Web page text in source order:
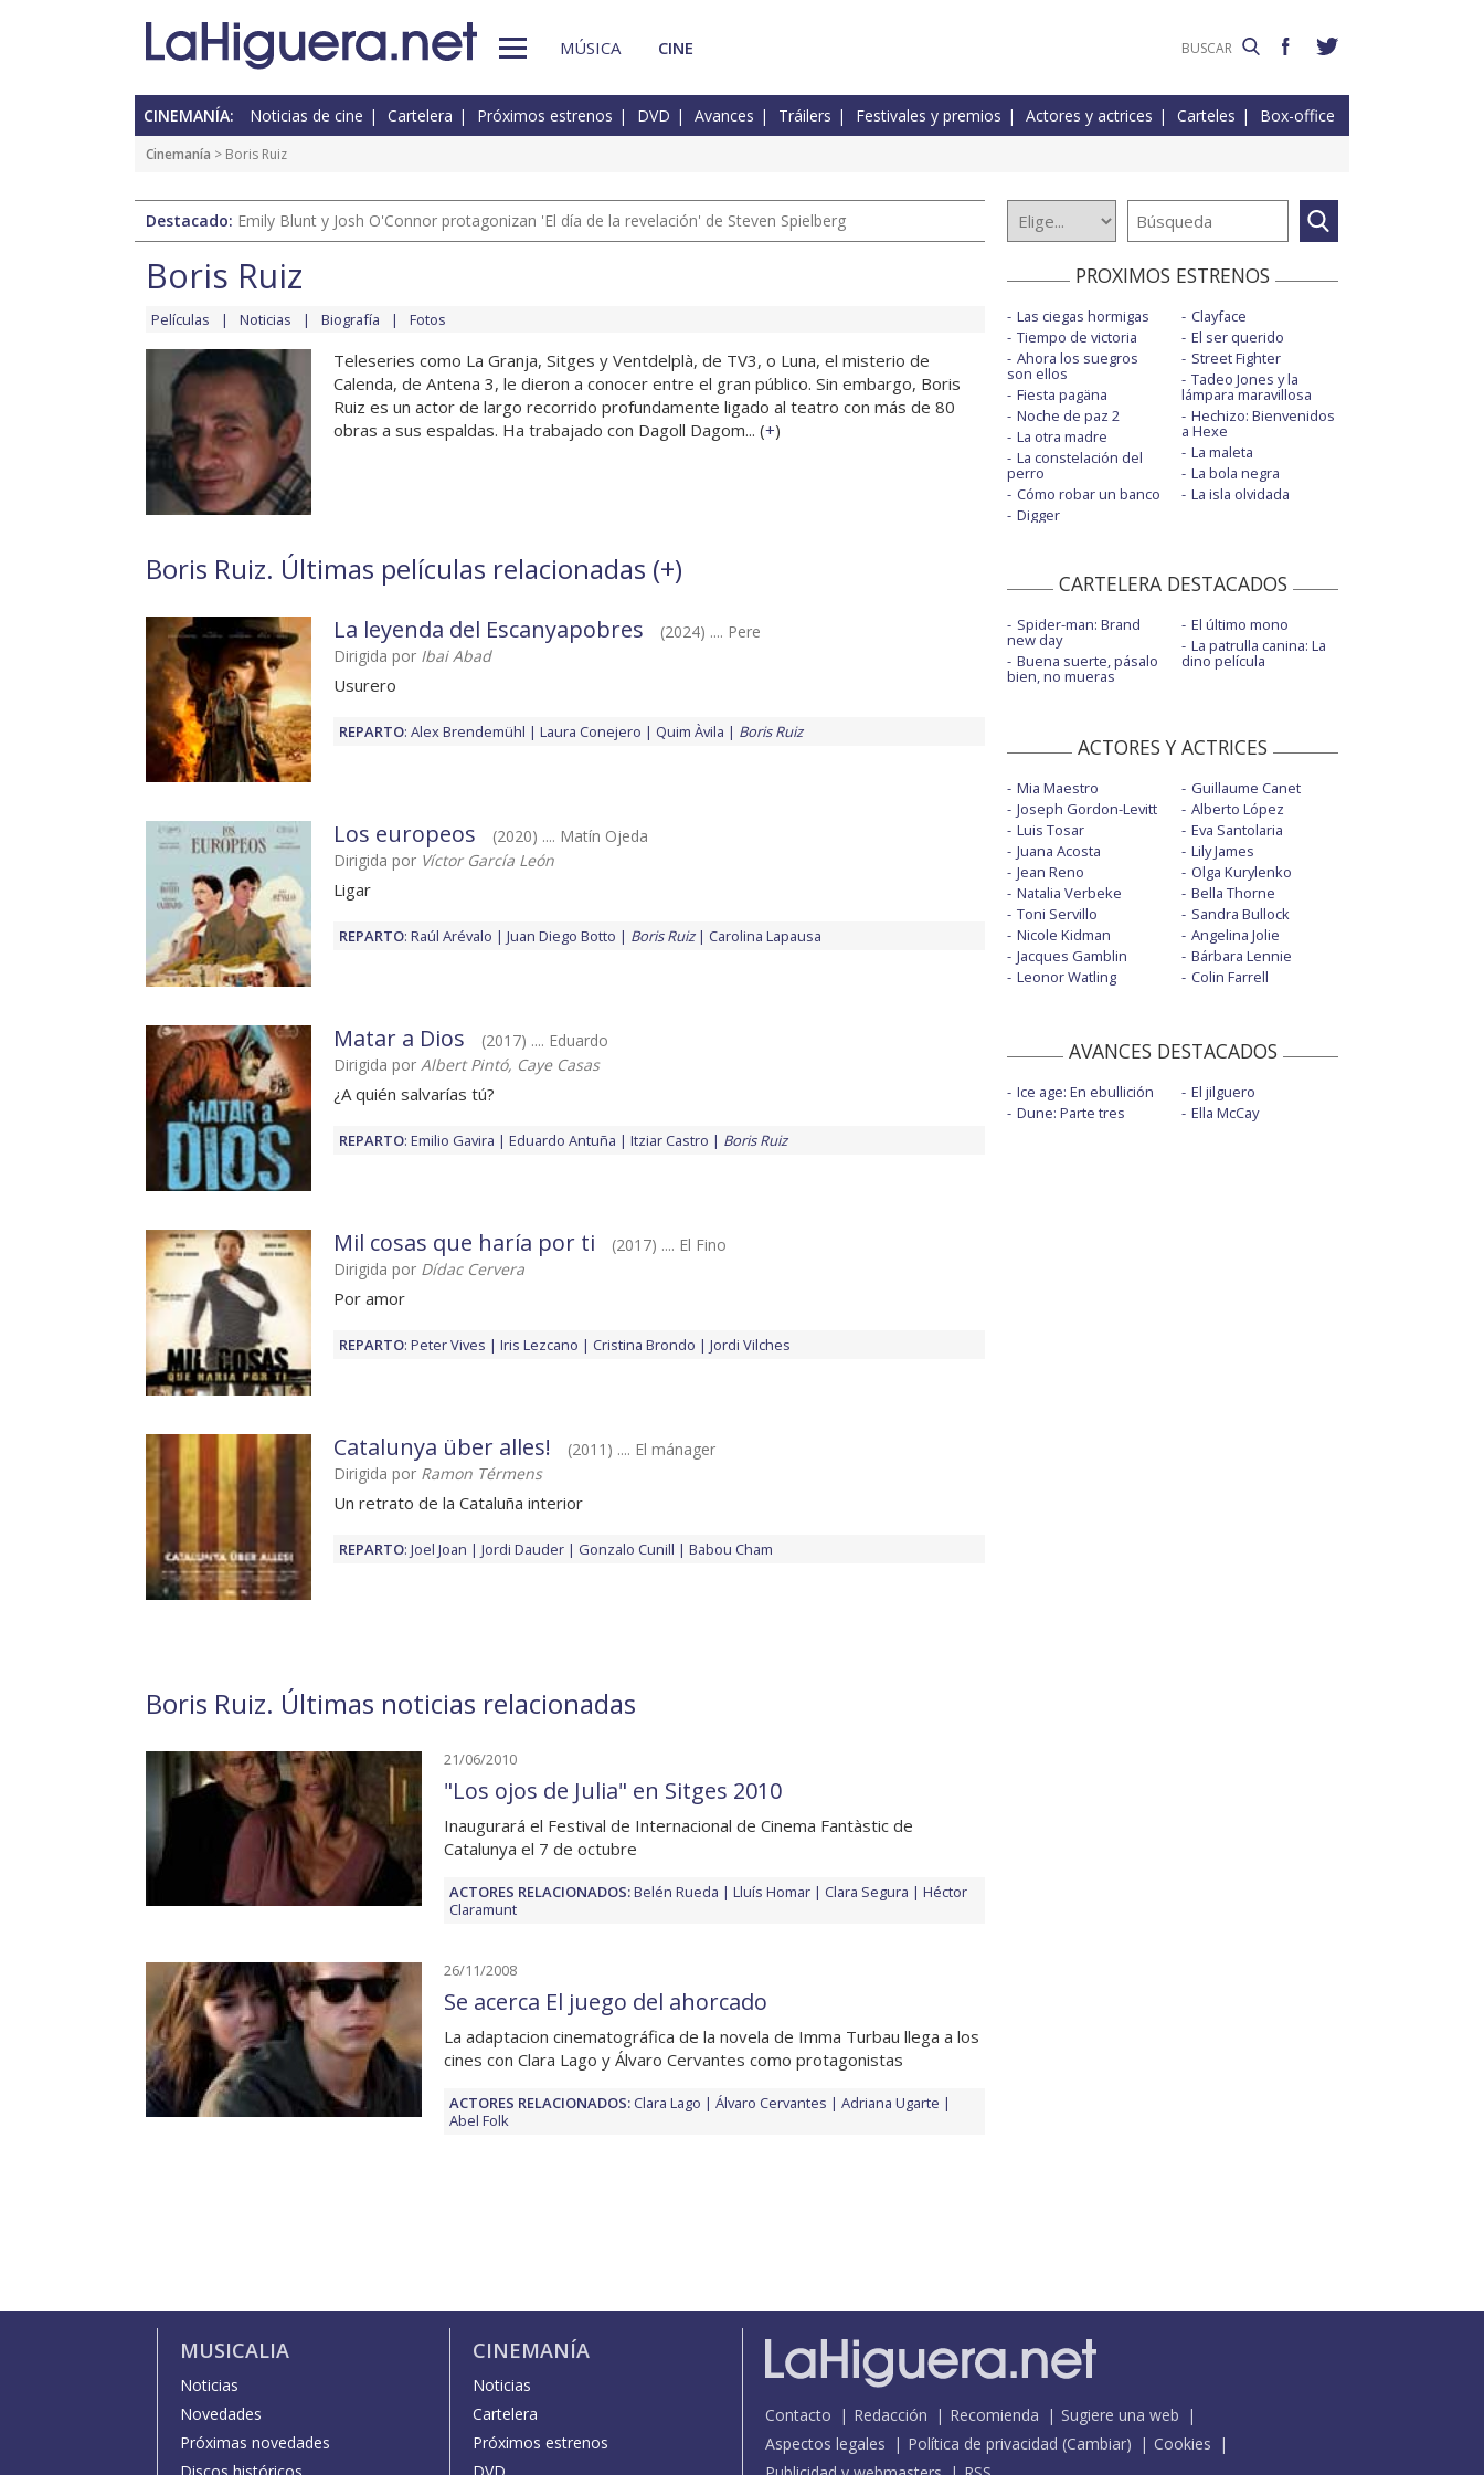
MÚSICA CINE
CINEMANÍA: Noticias de cine Cartelera Próximos estrenos DVD Avances Tráilers Festivales y premios Actores y actrices Carteles Box-office
Cinemanía > Boris Ruiz
Destacado: Emily Blunt y Josh O'Connor protagonizan 'El día de la revelación' de Steven Spielberg
Boris Ruiz
Películas Noticias Biografía Fotos
Teleseries como La Granja, Sitges y Ventdelplà, de TV3, o Luna, el misterio de
Calenda, de Antena 3, le dieron a conocer entre el gran público. Sin embargo, Boris
Ruiz es un actor de largo recorrido profundamente ligado al teatro con más de 80
obras a sus espaldas. Ha trabajado con Dagoll Dagom... (+)
Boris Ruiz. Últimas películas relacionadas (+)
La leyenda del Escanyapobres
(2024) .... Pere
Dirigida por Ibai Abad
Usurero
REPARTO: Alex Brendemühl Laura Conejero Quim Àvila Boris Ruiz
Los europeos
(2020) .... Matín Ojeda
Dirigida por Víctor García León
Ligar
REPARTO: Raúl Arévalo Juan Diego Botto Boris Ruiz Carolina Lapausa
Matar a Dios
(2017) .... Eduardo
Dirigida por Albert Pintó, Caye Casas
¿A quién salvarías tú?
REPARTO: Emilio Gavira Eduardo Antuña Itziar Castro Boris Ruiz
Mil cosas que haría por ti
(2017) .... El Fino
Dirigida por Dídac Cervera
Por amor
REPARTO: Peter Vives Iris Lezcano Cristina Brondo Jordi Vilches
Catalunya über alles!
(2011) .... El mánager
Dirigida por Ramon Térmens
Un retrato de la Cataluña interior
REPARTO: Joel Joan Jordi Dauder Gonzalo Cunill Babou Cham
Boris Ruiz. Últimas noticias relacionadas
21/06/2010
"Los ojos de Julia" en Sitges 2010
Inaugurará el Festival de Internacional de Cinema Fantàstic de
Catalunya el 7 de octubre
ACTORES RELACIONADOS:Belén Rueda Lluís Homar Clara Segura
Héctor
Claramunt
26/11/2008
Se acerca El juego del ahorcado
La adaptacion cinematográfica de la novela de Imma Turbau llega a los
cines con Clara Lago y Álvaro Cervantes como protagonistas
ACTORES RELACIONADOS:Clara Lago Álvaro Cervantes
Adriana Ugarte
Abel Folk
PROXIMOS ESTRENOS
Las ciegas hormigas
Tiempo de victoria
Ahora los suegros
son ellos
Fiesta pagäna
Noche de paz 2
La otra madre
La constelación del
perro
Cómo robar un banco
Digger
Clayface
El ser querido
Street Fighter
Tadeo Jones y la
lámpara maravillosa
Hechizo: Bienvenidos
a Hexe
La maleta
La bola negra
La isla olvidada
CARTELERA DESTACADOS
Spider-man: Brand
new day
Buena suerte, pásalo
bien, no mueras
El último mono
La patrulla canina: La
dino película
ACTORES Y ACTRICES
Mia Maestro
Joseph Gordon-Levitt
Luis Tosar
Juana Acosta
Jean Reno
Natalia Verbeke
Toni Servillo
Nicole Kidman
Jacques Gamblin
Leonor Watling
Guillaume Canet
Alberto López
Eva Santolaria
Lily James
Olga Kurylenko
Bella Thorne
Sandra Bullock
Angelina Jolie
Bárbara Lennie
Colin Farrell
AVANCES DESTACADOS
Ice age: En ebullición
Dune: Parte tres
El jilguero
Ella McCay
MUSICALIA
Noticias
Novedades
Próximas novedades
CINEMANÍA
Noticias
Cartelera
Próximos estrenos
Contacto Redacción Recomienda
Sugiere una web
Aspectos legales
Política de privacidad (Cambiar)
Cookies